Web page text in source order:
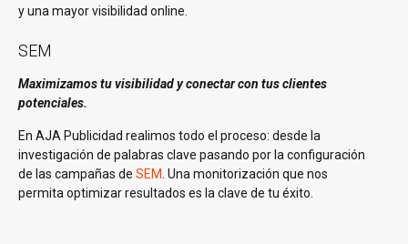
y una mayor visibilidad online.
SEM
Maximizamos tu visibilidad y conectar con tus clientes
potenciales.
En AJA Publicidad realimos todo el proceso: desde la
investigación de palabras clave pasando por la configuración
de las campañas de SEM . Una monitorización que nos
permita optimizar resultados es la clave de tu éxito.